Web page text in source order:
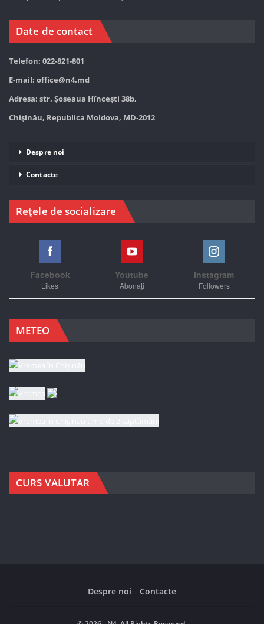
Date de contact
Telefon: 022-821-801
E-mail: office@n4.md
Adresa: str. Șoseaua Hînceşti 38b,
Chișinău, Republica Moldova, MD-2012
Despre noi
Contacte
Rețele de socializare
Facebook
Likes
Youtube
Abonați
Instagram
Followers
METEO
CURS VALUTAR
Despre noi Contacte